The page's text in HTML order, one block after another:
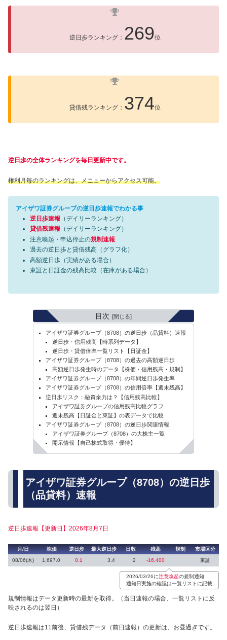
逆日歩ランキング： 269位
貸借残ランキング： 374位
逆日歩の全体ランキングを毎日更新中です。
権利月毎のランキングは、メニューからアクセス可能。
アイザワ証券グループの逆日歩速報でわかる事
逆日歩速報 （デイリーランキング）
貸借残速報 （デイリーランキング）
注意喚起・申込停止の規制速報
過去の逆日歩と貸借残高（グラフ化）
高額逆日歩（実績がある場合）
東証と日証金の残高比較（在庫がある場合）
目次
アイザワ証券グループ（8708）の逆日歩（品貸料）速報
逆日歩・信用残高【時系列データ】
逆日歩・貸借倍率一覧リスト【日証金】
アイザワ証券グループ（8708）の過去の高額逆日歩
高額逆日歩発生時のデータ【株価・信用残高・規制】
アイザワ証券グループ（8708）の年間逆日歩発生率
アイザワ証券グループ（8708）の信用倍率【週末残高】
逆日歩リスク：融資余力は？【信用残高比較】
アイザワ証券グループの信用残高比較グラフ
週末残高【日証金と東証】の表データで比較
アイザワ証券グループ（8708）の逆日歩関連情報
アイザワ証券グループ（8708）の大株主一覧
開示情報【自己株式取得・優待】
アイザワ証券グループ（8708）の逆日歩
（品貸料）速報
逆日歩速報【更新日】2026年8月7日
月/日 株価 逆日歩 最大逆日歩 日数 残高 規制
市場区分
08/06(木)
1,697.0 0.1 3.4 2 -16,400 東証
2026/03/26に注意喚起の規制通知
通知日実施の確認は一覧リストに記載
規制情報はデータ更新時の最新を取得。（当日速報の場合、一覧リストに反
映されるのは翌日）
逆日歩速報は11前後、貸借残データ（前日速報）の更新は、お昼過ぎです。